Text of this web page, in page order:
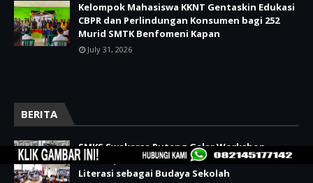
Kelompok Mahasiswa KKNT Gentaskin Edukasi
CBPR dan Perlindungan Konsumen bagi 252
Murid SMTK Benfomeni Kapan
July 31, 2026
BERITA
SMKS Swakarsa Ruteng Gelar Workshop
Literasi, Kadis Pendidikan NTT Tekankan
Literasi sebagai Budaya Sekolah